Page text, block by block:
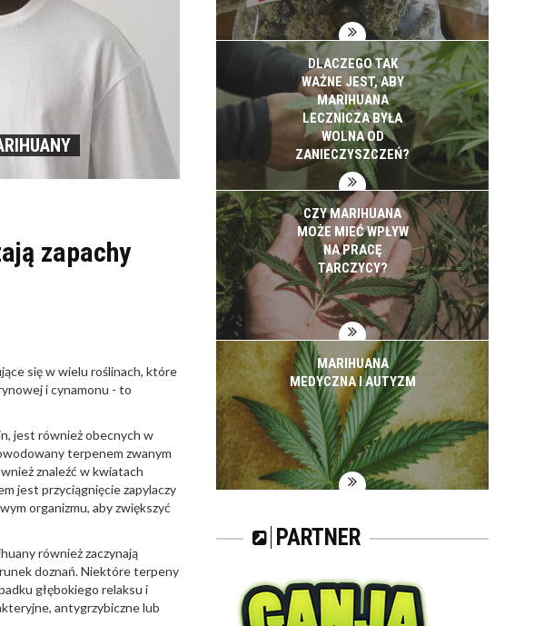
zapachy
się w wielu roślinach, które
i cynamonu - to
jest również obecnych w
terpenem zwanym
znaleźć w kwiatach
jest przyciągnięcie zapylaczy
organizmu, aby zwiększyć
również zaczynają
doznań. Niektóre terpeny
głębokiego relaksu i
antygrzybiczne lub
DLACZEGO TAK
WAŻNE JEST, ABY
MARIHUANA
LECZNICZA BYŁA
WOLNA OD
ZANIECZYSZCZEŃ?
CZY MARIHUANA
MOŻE MIEĆ WPŁYW
NA PRACĘ
TARCZYCY?
MARIHUANA
MEDYCZNA I AUTYZM
PARTNER